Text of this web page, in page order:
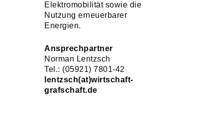
Elektromobilität sowie die
Nutzung erneuerbarer
Energien.
Ansprechpartner
Norman Lentzsch
Tel.: (05921) 7801-42
lentzsch(at)wirtschaft-
grafschaft.de